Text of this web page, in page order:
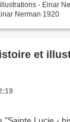
- Einar
Nerman 1920
et